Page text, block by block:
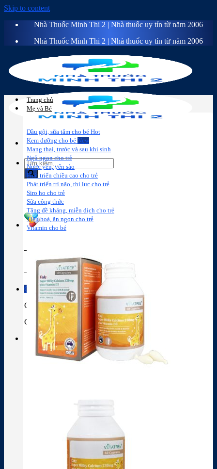
Skip to content
Nhà Thuốc Minh Thi 2 | Nhà thuốc uy tín từ năm 2006
Nhà Thuốc Minh Thi 2 | Nhà thuốc uy tín từ năm 2006
Sữa công
thức
Thành phần thuốc
Giỏ hàng
Giỏ hàng
Chưa có sản phẩm trong giỏ hàng.
Trang chủ
Mẹ và Bé
Dầu gội, sữa tắm cho bé
Kem dưỡng cho bé
Mang thai, trước và sau khi sinh
Ngủ ngon cho trẻ
Nước yến, yến sào
Phát triển chiều cao cho trẻ
Phát triển trí não, thị lực cho trẻ
Siro ho cho trẻ
Sữa công thức
Tăng đề kháng, miễn dịch cho trẻ
Tiêu hoá, ăn ngon cho trẻ
Vitamin cho bé